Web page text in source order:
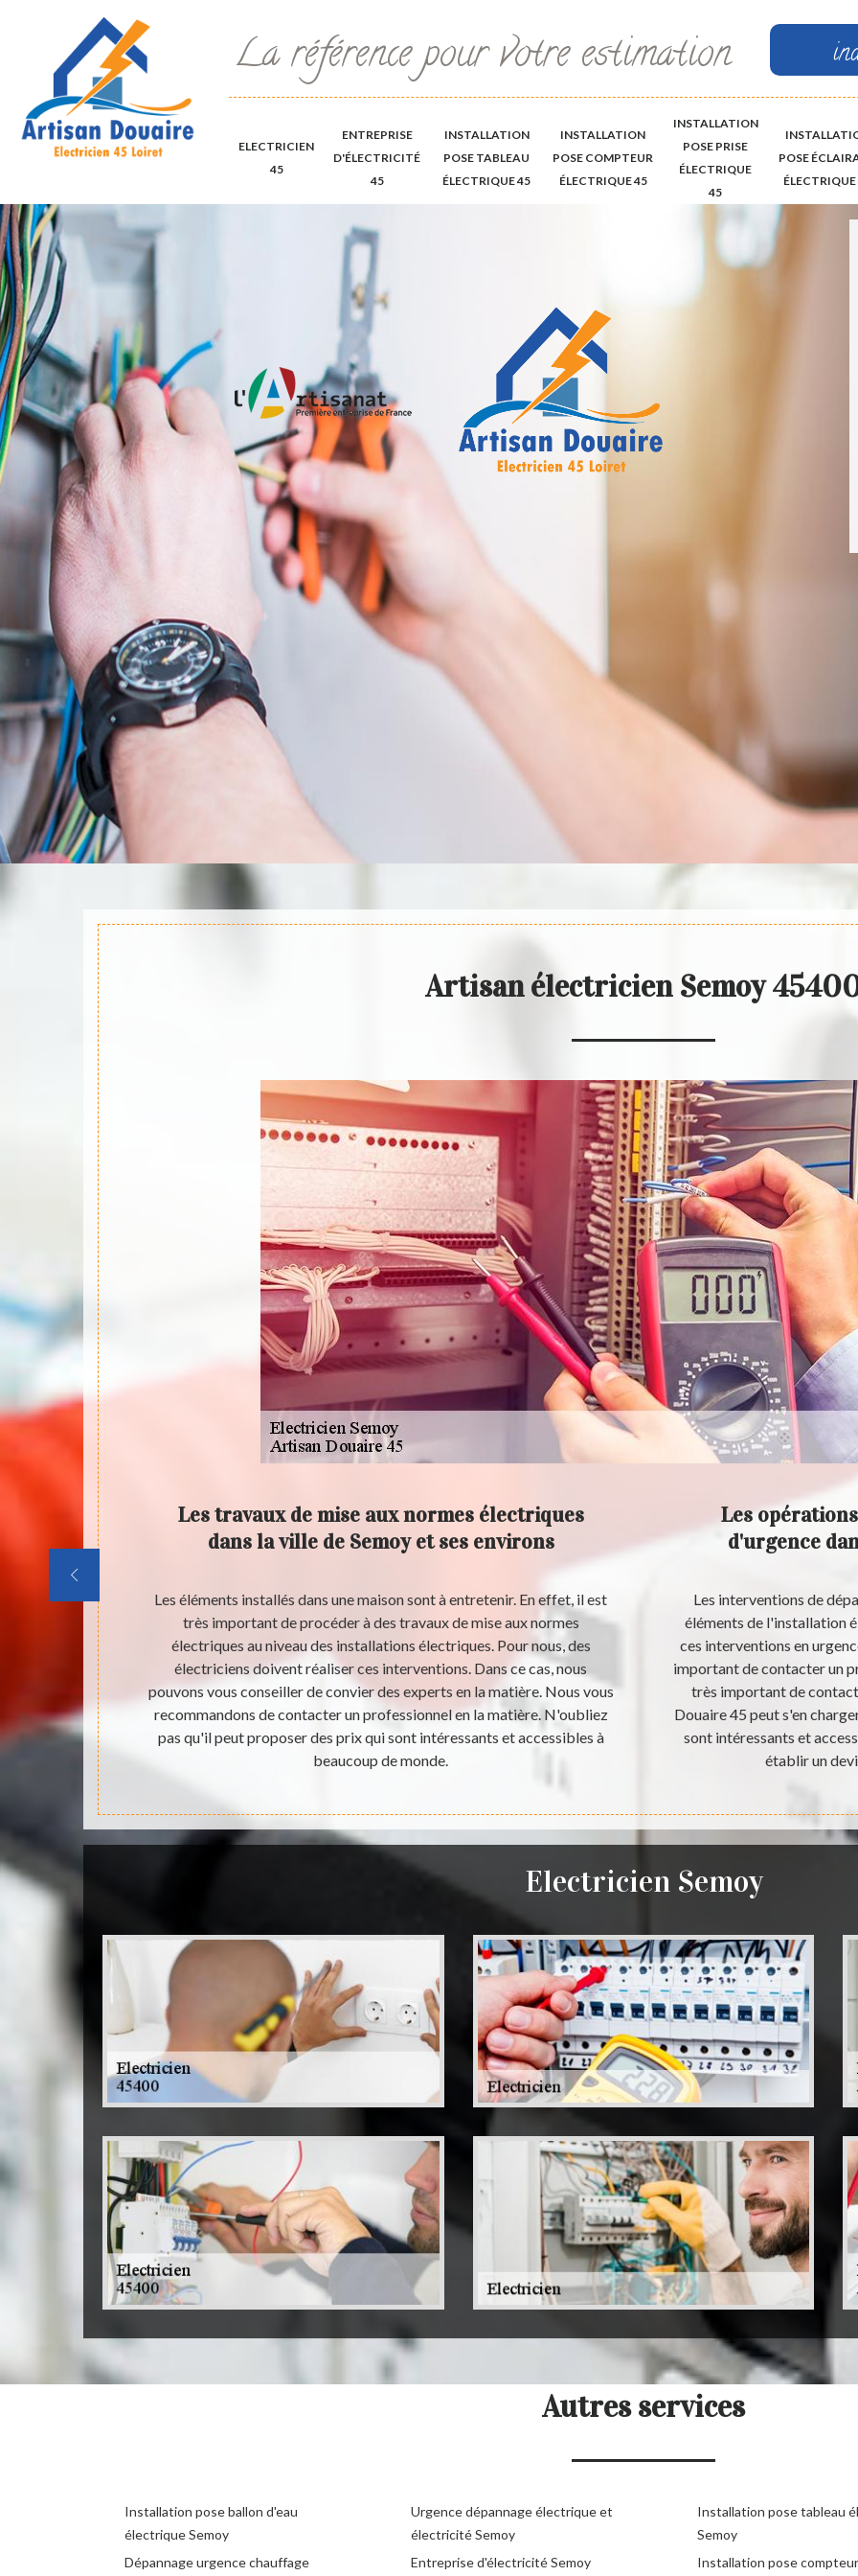
La référence pour votre estimation
ELECTRICIEN
45
ENTREPRISE
D'ÉLECTRICITÉ
45
INSTALLATION
POSE TABLEAU
ÉLECTRIQUE 45
INSTALLATION
POSE COMPTEUR
ÉLECTRIQUE 45
INSTALLATION
POSE PRISE
ÉLECTRIQUE
45
POSE
Artisan électricien Semoy
qui sont
ces
sont
Les travaux de mise aux normes électriques
dans la ville de Semoy et ses environs
Les éléments installés dans une maison sont à entretenir. En effet, il est
très important de procéder à des travaux de mise aux normes
électriques au niveau des installations électriques. Pour nous, des
électriciens doivent réaliser ces interventions. Dans ce cas, nous
pouvons vous conseiller de convier des experts en la matière. Nous vous
recommandons de contacter un professionnel en la matière. N'oubliez
pas qu'il peut proposer des prix qui sont intéressants et accessibles à
beaucoup de monde.
Les
d'urgence
Les interventions de
éléments de l'installation
ces interventions en
important de contacter un
très important de
Douaire 45 peut s'en
sont intéressants et
établir un
Electricien Semoy
Autres services
Installation pose ballon d'eau
électrique Semoy
Dépannage urgence chauffage
Urgence dépannage électrique et
électricité Semoy
Entreprise d'électricité Semoy
Installation pose tableau
Semoy
Installation pose compteur